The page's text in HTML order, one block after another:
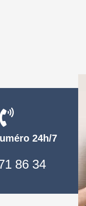
24h/7
86 34